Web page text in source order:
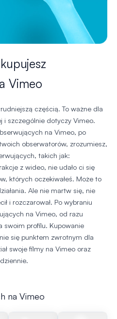
Vimeo
częścią. To ważne dla
i szczególnie dotyczy Vimeo.
na Vimeo, po
obserwatorów, zrozumiesz,
takich jak:
z wideo, nie udało ci się
których oczekiwałeś. Może to
Ale nie martw się, nie
i rozczarował. Po wybraniu
na Vimeo, od razu
swoim profilu. Kupowanie
się punktem zwrotnym dla
swoje filmy na Vimeo oraz
na Vimeo